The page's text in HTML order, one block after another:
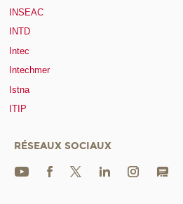
INSEAC
INTD
Intec
Intechmer
Istna
ITIP
RÉSEAUX SOCIAUX